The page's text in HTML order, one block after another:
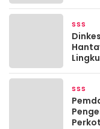
SSS
SSS